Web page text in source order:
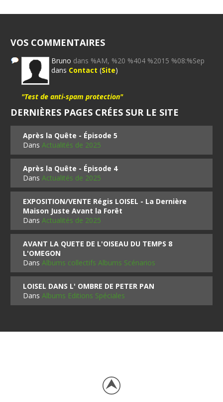
VOS COMMENTAIRES
Bruno dans %AM, %20 %404 %2015 %08:%Sep
dans Contact (Site)
"Test de anti-spam protection"
DERNIÈRES PAGES CRÉES SUR LE SITE
Après la Quête - Épisode 5
DansActualités de 2025
Après la Quête - Épisode 4
DansActualités de 2025
EXPOSITION/VENTE Régis LOISEL - La Dernière
Maison Juste Avant la Forêt
DansActualités de 2025
AVANT LA QUETE DE L'OISEAU DU TEMPS 8
L'OMEGON
DansAlbums collectifs Albums Scénarios
LOISEL DANS L' OMBRE DE PETER PAN
DansAlbums Editions Spéciales